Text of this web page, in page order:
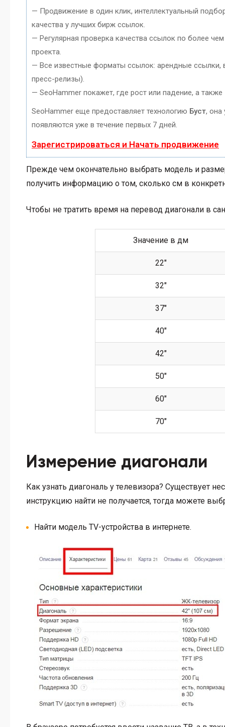
— Продвижение в один клик, интеллектуальный
качества у лучших бирж ссылок.
— Регулярная проверка качества ссылок по более
проекта.
— Все известные форматы ссылок: арендные ссылки,
пресс-релизы).
— SeoHammer покажет, где рост или падение, а
SeoHammer еще предоставляет технологию Буст, она
появляются уже в течение первых 7 дней.
Зарегистрироваться и Начать продвижение
Прежде чем окончательно выбрать модель и
получить информацию о том, сколько см в
Чтобы не тратить время на перевод диагонали в
Значение в дм
22″
32″
37″
40″
42″
50″
60″
70″
Измерение диагонали
Как узнать диагональ у телевизора? Существует
инструкцию найти не получается, тогда можете
Найти модель TV-устройства в интернете.